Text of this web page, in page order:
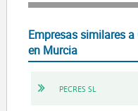
Empresas similares a
en Murcia
PECRES SL